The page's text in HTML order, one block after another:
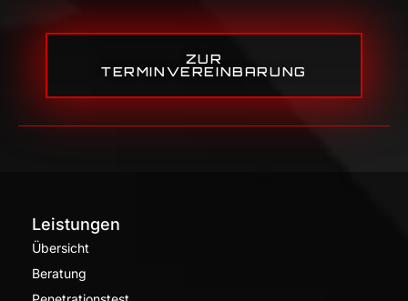
ZUR
TERMINVEREINBARUNG
Leistungen
Übersicht
Beratung